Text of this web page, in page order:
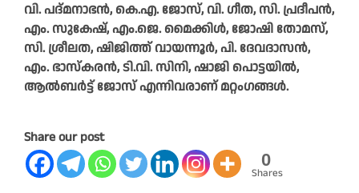
വി. പദ്മനാഭൻ, കെ.എ. ജോസ്, വി. ഗീത, സി. പ്രദീപൻ,
എം. സുകേഷ്, എം.ജെ. മൈക്കിൾ, ജോഷി തോമസ്,
സി. ശ്രീലത, ഷിജിത്ത് വായന്നൂർ, പി. ദേവദാസൻ,
എം. ഭാസ്കരൻ, ടി.വി. സിനി, ഷാജി പൊട്ടയിൽ,
ആൽബർട്ട് ജോസ് എന്നിവരാണ് മറ്റംഗങ്ങൾ.
Share our post
0
Shares